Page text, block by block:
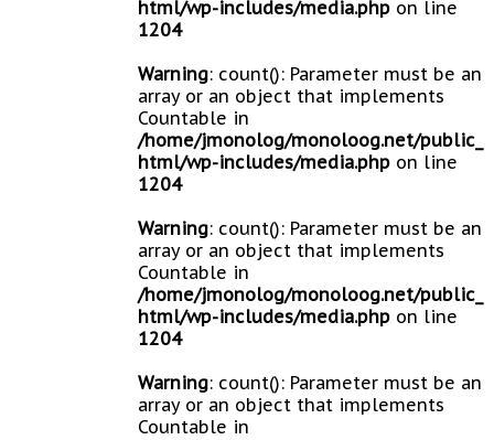
html/wp-includes/media.php on line
1204
Warning: count(): Parameter must be an
array or an object that implements
Countable in
/home/jmonolog/monoloog.net/public_
html/wp-includes/media.php on line
1204
Warning: count(): Parameter must be an
array or an object that implements
Countable in
/home/jmonolog/monoloog.net/public_
html/wp-includes/media.php on line
1204
Warning: count(): Parameter must be an
array or an object that implements
Countable in